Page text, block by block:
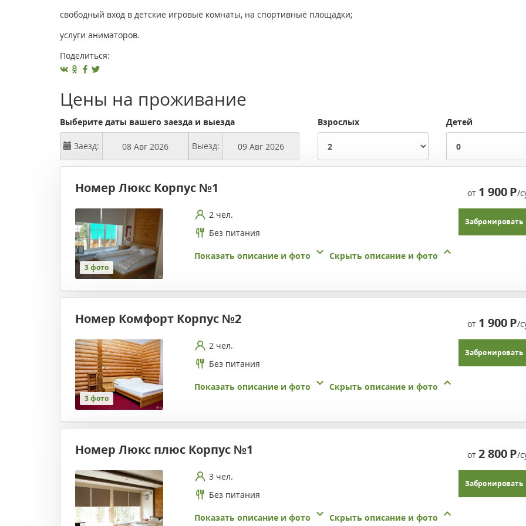
свободный вход в детские игровые комнаты, на спортивные площадки;
услуги аниматоров.
Поделиться:
Цены на проживание
Выберите даты вашего заезда и выезда
Заезд: Выезд:
Взрослых Детей
Номер Люкс Корпус №1 от 1 900Р/
3 фото
2 чел.
Без питания
Забронировать
Показать описание и фото Скрыть описание и фото
Номер Комфорт Корпус №2 от 1 900Р/
3 фото
2 чел.
Без питания
Забронировать
Показать описание и фото Скрыть описание и фото
Номер Люкс плюс Корпус №1 от2 800Р/
3 чел.
Без питания
Забронировать
Показать описание и фото Скрыть описание и фото